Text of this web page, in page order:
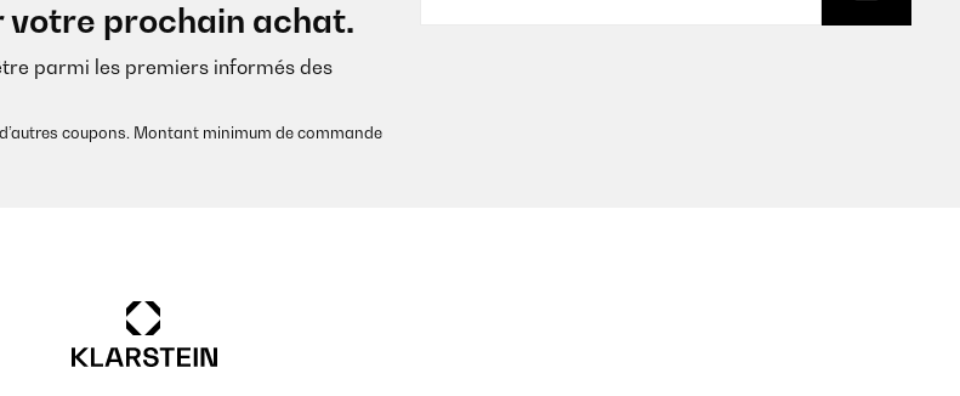
votre prochain achat.
parmi les premiers informés des
coupons. Montant minimum de commande